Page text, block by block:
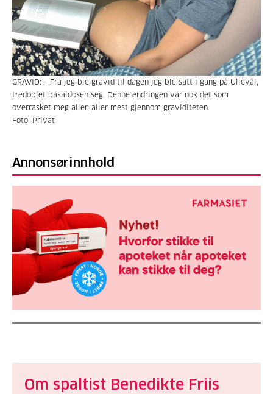
GRAVID: – Fra jeg ble gravid til dagen jeg ble satt i gang på Ullevål,
tredoblet basaldosen seg. Denne endringen var nok det som
overrasket meg aller, aller mest gjennom graviditeten.
Foto: Privat
Annonsørinnhold
Om spaltist Benedikte Friis